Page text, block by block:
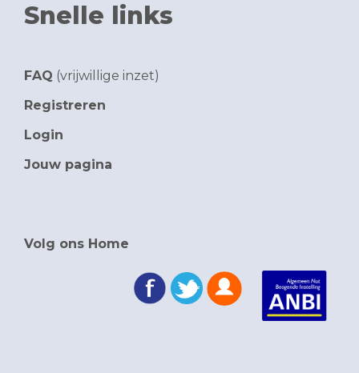
Snelle links
FAQ (vrijwillige inzet)
Registreren
Login
Jouw pagina
Volg ons Home